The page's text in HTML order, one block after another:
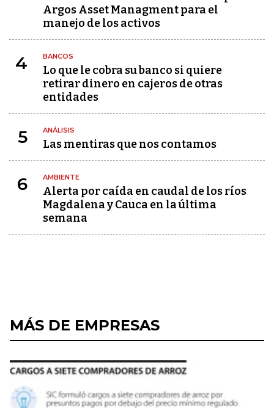
Argos Asset Managment para el
manejo de los activos
4 BANCOS
Lo que le cobra su banco si quiere
retirar dinero en cajeros de otras
entidades
5 ANÁLISIS
Las mentiras que nos contamos
6 AMBIENTE
Alerta por caída en caudal de los ríos
Magdalena y Cauca en la última
semana
MÁS DE EMPRESAS